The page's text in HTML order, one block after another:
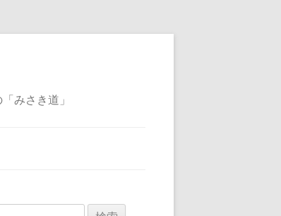
みさき道」